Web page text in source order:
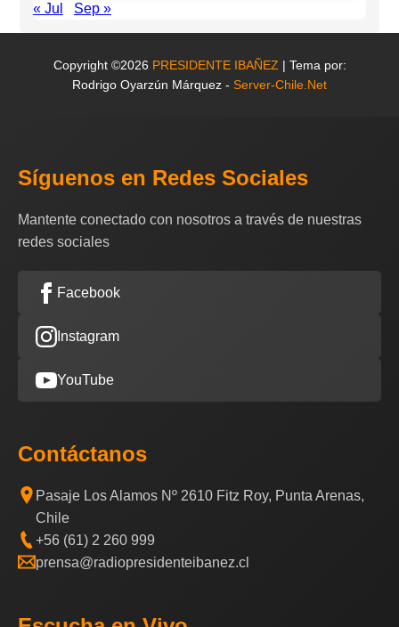
« Jul Sep »
Copyright ©2026 PRESIDENTE IBAÑEZ | Tema por:
Rodrigo Oyarzún Márquez - Server-Chile.Net
Síguenos en Redes Sociales
Mantente conectado con nosotros a través de nuestras
redes sociales
Facebook
Instagram
YouTube
Contáctanos
Pasaje Los Alamos Nº 2610 Fitz Roy, Punta Arenas,
Chile
+56 (61) 2 260 999
prensa@radiopresidenteibanez.cl